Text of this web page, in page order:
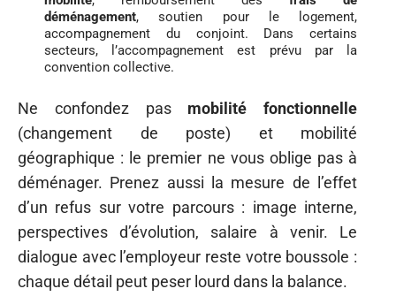
déménagement, soutien pour le logement,
accompagnement du conjoint. Dans certains
secteurs, l’accompagnement est prévu par la
convention collective.
Ne confondez pas mobilité fonctionnelle
(changement de poste) et mobilité
géographique : le premier ne vous oblige pas à
déménager. Prenez aussi la mesure de l’effet
d’un refus sur votre parcours : image interne,
perspectives d’évolution, salaire à venir. Le
dialogue avec l’employeur reste votre boussole :
chaque détail peut peser lourd dans la balance.